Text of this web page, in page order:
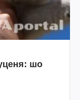
шо